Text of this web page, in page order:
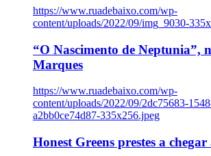
https://www.ruadebaixo.com/wp-
content/uploads/2022/09/img_9030-
“O Nascimento de Neptunia”,
Marques
https://www.ruadebaixo.com/wp-
content/uploads/2022/09/2dc75683-
a2bb0ce74d87-335x256.jpeg
Honest Greens prestes a